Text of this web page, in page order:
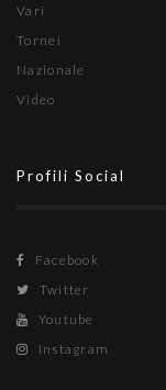
Vari
Tornei
Nazionale
Video
Profili Social
Facebook
Twitter
Youtube
Instagram